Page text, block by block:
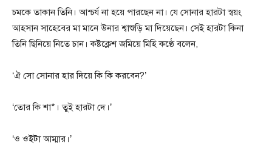
চমকে তাকান তিনি। আশ্চর্য না হয়ে পারছেন না। যে সোনার হারটা স্বয়ং
আহসান সাহেবের মা মানে উনার শ্বাশুড়ি মা দিয়েছেন। সেই হারটা কিনা
তিনি ছিনিয়ে নিতে চান। কষ্টক্লেশ জমিয়ে মিহি কণ্ঠে বলেন,
‘ঐ সো সোনার হার দিয়ে কি কি করবেন?’
‘তোর কি শা*। তুই হারটা দে।’
‘ও ওইটা আম্মার।’